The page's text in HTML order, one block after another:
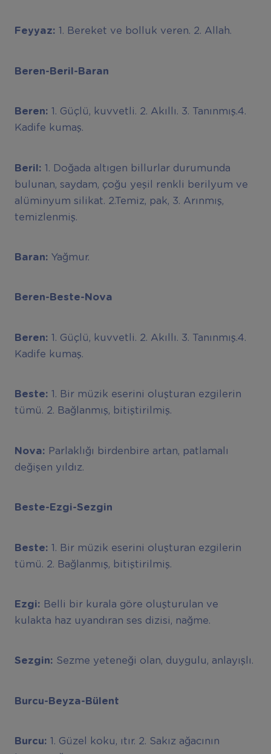
Feyyaz: 1. Bereket ve bolluk veren. 2. Allah.
Beren-Beril-Baran
Beren: 1. Güçlü, kuvvetli. 2. Akıllı. 3. Tanınmış.4.
Kadife kumaş.
Beril: 1. Doğada altıgen billurlar durumunda
bulunan, saydam, çoğu yeşil renkli berilyum ve
alüminyum silikat. 2.Temiz, pak, 3. Arınmış,
temizlenmiş.
Baran: Yağmur.
Beren-Beste-Nova
Beren: 1. Güçlü, kuvvetli. 2. Akıllı. 3. Tanınmış.4.
Kadife kumaş.
Beste: 1. Bir müzik eserini oluşturan ezgilerin
tümü. 2. Bağlanmış, bitiştirilmiş.
Nova: Parlaklığı birdenbire artan, patlamalı
değişen yıldız.
Beste-Ezgi-Sezgin
Beste: 1. Bir müzik eserini oluşturan ezgilerin
tümü. 2. Bağlanmış, bitiştirilmiş.
Ezgi: Belli bir kurala göre oluşturulan ve
kulakta haz uyandıran ses dizisi, nağme.
Sezgin: Sezme yeteneği olan, duygulu, anlayışlı.
Burcu-Beyza-Bülent
Burcu: 1. Güzel koku, ıtır. 2. Sakız ağacının